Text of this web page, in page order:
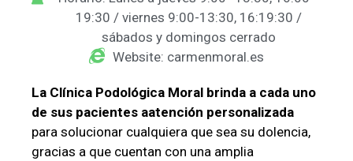
19:30 / viernes 9:00-13:30, 16:19:30 /
sábados y domingos cerrado
Website: carmenmoral.es
La Clínica Podológica Moral brinda a cada uno
de sus pacientes aatención personalizada
para solucionar cualquiera que sea su dolencia,
gracias a que cuentan con una amplia